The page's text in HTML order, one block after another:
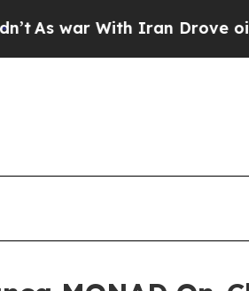
Iran Drove oil Prices